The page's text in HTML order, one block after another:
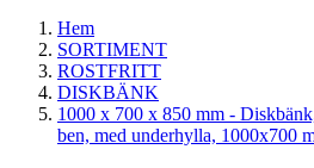
Hem
SORTIMENT
ROSTFRITT
DISKBÄNK
1000 x 700 x 850 mm -
ben, med underhylla, 1000x700